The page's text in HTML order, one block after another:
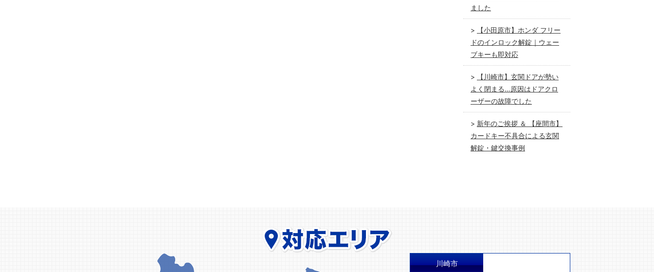
ました
【小田原市】ホンダ フリー
ドのインロック解錠｜ウェー
ブキーも即対応
【川崎市】玄関ドアが勢い
よく閉まる…原因はドアクロ
ーザーの故障でした
新年のご挨拶 ＆ 【座間市】
カードキー不具合による玄関
解錠・鍵交換事例
川崎市